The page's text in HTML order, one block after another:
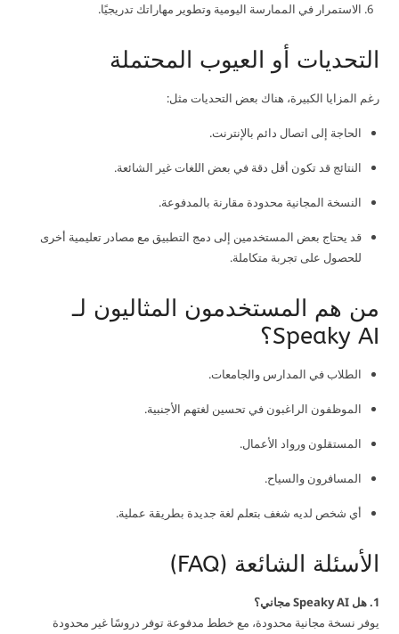
الاستمرار في الممارسة اليومية وتطوير مهاراتك تدريجيًا.
التحديات أو العيوب المحتملة
رغم المزايا الكبيرة، هناك بعض التحديات مثل:
الحاجة إلى اتصال دائم بالإنترنت.
النتائج قد تكون أقل دقة في بعض اللغات غير الشائعة.
النسخة المجانية محدودة مقارنة بالمدفوعة.
قد يحتاج بعض المستخدمين إلى دمج التطبيق مع مصادر تعليمية أخرى
للحصول على تجربة متكاملة.
من هم المستخدمون المثاليون لـ
Speaky AI؟
الطلاب في المدارس والجامعات.
الموظفون الراغبون في تحسين لغتهم الأجنبية.
المستقلون ورواد الأعمال.
المسافرون والسياح.
أي شخص لديه شغف بتعلم لغة جديدة بطريقة عملية.
الأسئلة الشائعة (FAQ)
1. هل Speaky AI مجاني؟
يوفر نسخة مجانية محدودة، مع خطط مدفوعة توفر دروسًا غير محدودة